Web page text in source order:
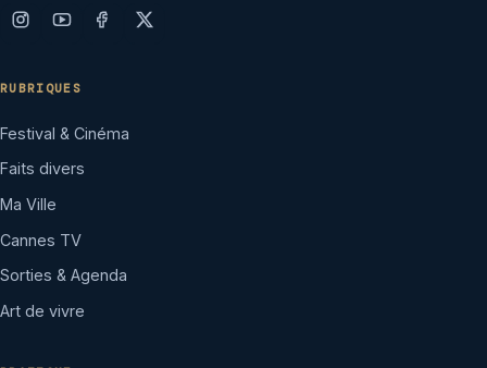
RUBRIQUES
Festival & Cinéma
Faits divers
Ma Ville
Cannes TV
Sorties & Agenda
Art de vivre